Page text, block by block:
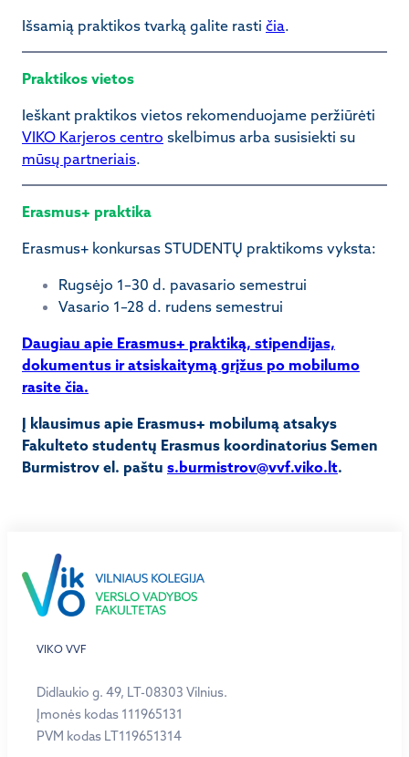
Išsamią praktikos tvarką galite rasti čia.
Praktikos vietos
Ieškant praktikos vietos rekomenduojame peržiūrėti
VIKO Karjeros centro skelbimus arba susisiekti su
mūsų partneriais.
Erasmus+ praktika
Erasmus+ konkursas STUDENTŲ praktikoms vyksta:
Rugsėjo 1–30 d. pavasario semestrui
Vasario 1–28 d. rudens semestrui
Daugiau apie Erasmus+ praktiką, stipendijas,
dokumentus ir atsiskaitymą grįžus po mobilumo
rasite čia.
Į klausimus apie Erasmus+ mobilumą atsakys
Fakulteto studentų Erasmus koordinatorius Semen
Burmistrov el. paštu s.burmistrov@vvf.viko.lt.
VIKO VVF
Didlaukio g. 49, LT-08303 Vilnius.
Įmonės kodas 111965131
PVM kodas LT119651314